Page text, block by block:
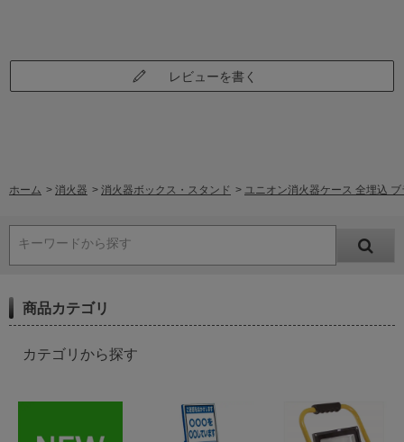
レビューを書く
ホーム > 消火器 > 消火器ボックス・スタンド > ユニオン消火器ケース 全埋込
キーワードから探す
商品カテゴリ
カテゴリから探す